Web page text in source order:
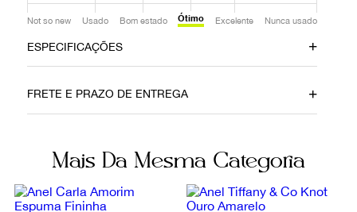
Not so new Usado Bom estado Ótimo Excelente Nunca usado
ESPECIFICAÇÕES
07112022 Ouro
Dourado Tarraxa
Itens Inclusos Fornecedor
FRETE E PRAZO DE ENTREGA
Mais Da Mesma Categoria